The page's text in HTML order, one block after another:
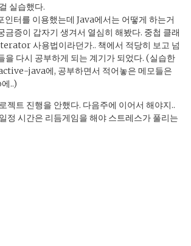
실습했다.
인터를 이용했는데 Java에서는 어떻게 하는거
금증이 갑자기 생겨서 열심히 해봤다. 중첩 클래
사용법이라던가.. 책에서 적당히 보고 넘
을 다시 공부하게 되는 계기가 되었다. (실습한
java에, 공부하면서 적어놓은 메모들은
..)
젝트 진행을 안했다. 다음주에 이어서 해야지..
정 시간은 리듬게임을 해야 스트레스가 풀리는